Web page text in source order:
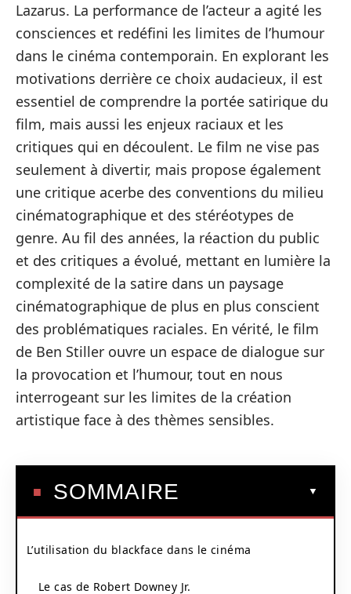
Lazarus. La performance de l’acteur a agité les
consciences et redéfini les limites de l’humour
dans le cinéma contemporain. En explorant les
motivations derrière ce choix audacieux, il est
essentiel de comprendre la portée satirique du
film, mais aussi les enjeux raciaux et les
critiques qui en découlent. Le film ne vise pas
seulement à divertir, mais propose également
une critique acerbe des conventions du milieu
cinématographique et des stéréotypes de
genre. Au fil des années, la réaction du public
et des critiques a évolué, mettant en lumière la
complexité de la satire dans un paysage
cinématographique de plus en plus conscient
des problématiques raciales. En vérité, le film
de Ben Stiller ouvre un espace de dialogue sur
la provocation et l’humour, tout en nous
interrogeant sur les limites de la création
artistique face à des thèmes sensibles.
SOMMAIRE
L’utilisation du blackface dans le cinéma
Le cas de Robert Downey Jr.